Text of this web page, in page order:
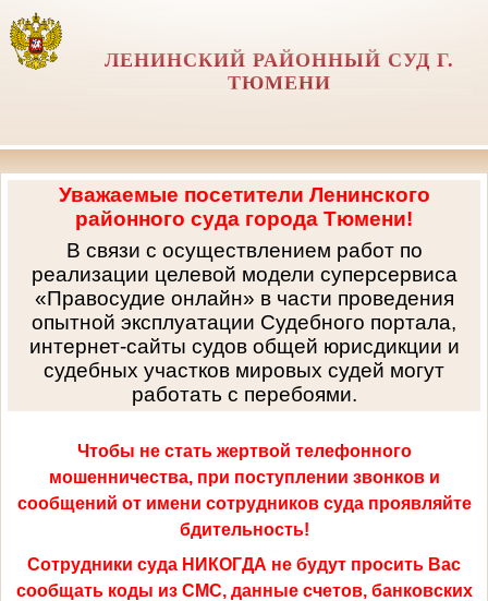
ЛЕНИНСКИЙ РАЙОННЫЙ СУД Г.
ТЮМЕНИ
Уважаемые посетители Ленинского
районного суда города Тюмени!
В связи с осуществлением работ по
реализации целевой модели суперсервиса
«Правосудие онлайн» в части проведения
опытной эксплуатации Судебного портала,
интернет-сайты судов общей юрисдикции и
судебных участков мировых судей могут
работать с перебоями.
Чтобы не стать жертвой телефонного
мошенничества, при поступлении звонков и
сообщений от имени сотрудников суда проявляйте
бдительность!
Сотрудники суда НИКОГДА не будут просить Вас
сообщать коды из СМС, данные счетов, банковских